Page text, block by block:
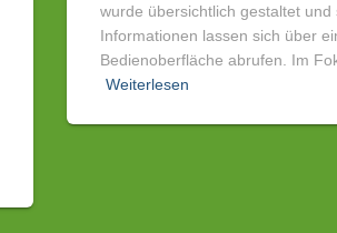
wurde übersichtlich gestaltet und
Informationen lassen sich über
Bedienoberfläche abrufen. Im
Weiterlesen